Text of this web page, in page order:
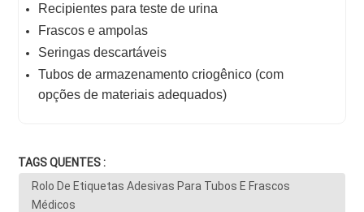
Recipientes para teste de urina
Frascos e ampolas
Seringas descartáveis
Tubos de armazenamento criogênico (com
opções de materiais adequados)
TAGS QUENTES :
Rolo De Etiquetas Adesivas Para Tubos E Frascos
Médicos